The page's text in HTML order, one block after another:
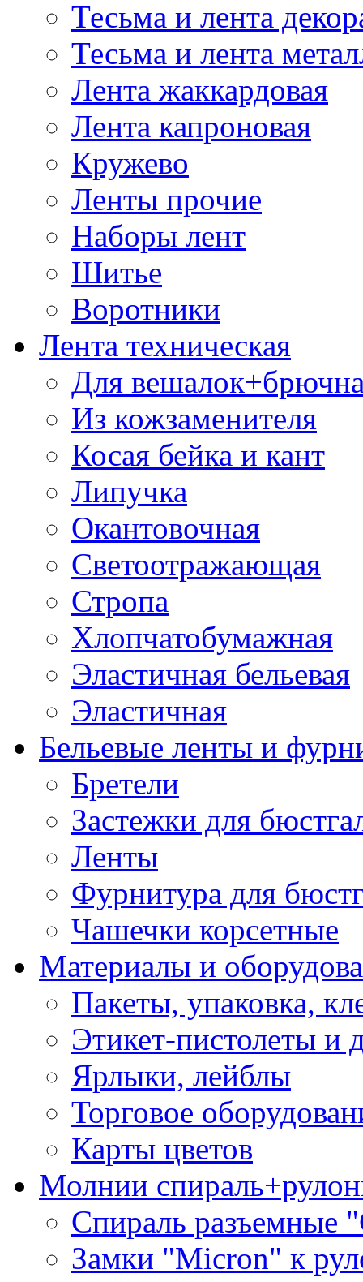
Тесьма и лента
Тесьма и лента
Лента жаккардовая
Лента капроновая
Кружево
Ленты прочие
Наборы лент
Шитье
Воротники
Лента техническая
Для
Из кожзаменителя
Косая бейка и кант
Липучка
Окантовочная
Светоотражающая
Стропа
Хлопчатобумажная
Эластичная бельевая
Эластичная
Бельевые ленты и
Бретели
Застежки для
Ленты
Фурнитура для
Чашечки корсетные
Материалы и
Пакеты, упаковка,
Этикет-пистолеты и
Ярлыки, лейблы
Торговое
Карты цветов
Молнии
Спираль разъемные
Замки "Micron" к